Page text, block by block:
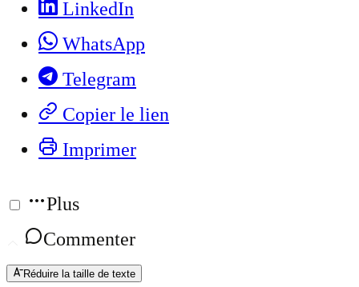
LinkedIn
WhatsApp
Telegram
Copier le lien
Imprimer
Plus
Commenter
Réduire la taille de texte